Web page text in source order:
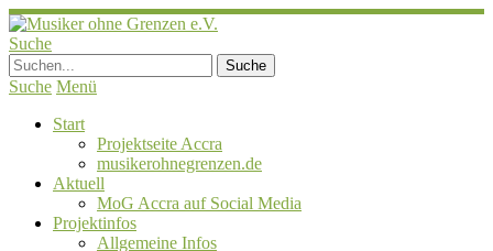
Suche
Suche Menü
Start
Projektseite Accra
musikerohnegrenzen.de
Aktuell
MoG Accra auf Social Media
Projektinfos
Allgemeine Infos